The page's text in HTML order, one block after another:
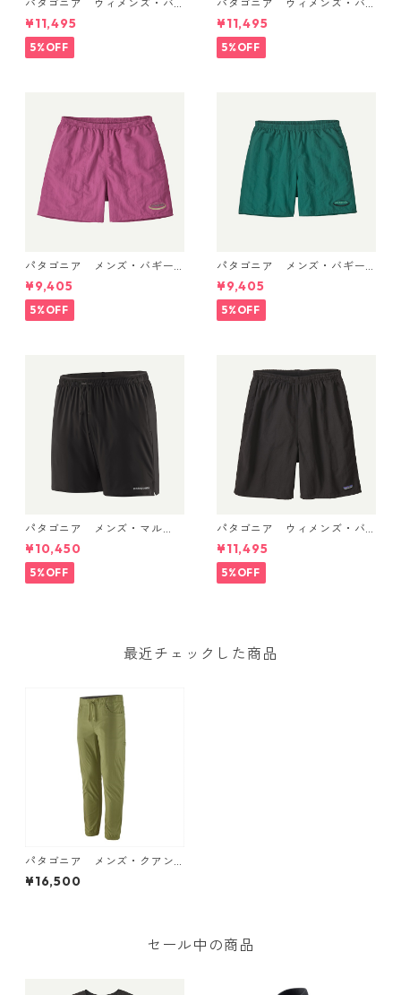
パタゴニア ウィメンズ・バ
ギーズ・ロング Weathered S
tone 57035 Patagonia Wom
en's Baggies™ Longs 日本正
規品
¥11,495
5%OFF
パタゴニア ウィメンズ・バ
ギーズ・ロング Light Violet
57035 Patagonia Women's
Baggies™ Longs 日本正規
品
¥11,495
5%OFF
パタゴニア メンズ・バギー
ズ・ショーツ ５インチ 5702
2 (カラー '95 Oval Logo: Fa
ded Magenta)
¥9,405
5%OFF
パタゴニア メンズ・バギー
ズ・ショーツ ５インチ 5702
2 '95 Oval Logo: Gem Green
日本正規品
¥9,405
5%OFF
パタゴニア メンズ・マル
チ・トレイルズ・ショーツ ６
インチ Black 57595 Patago
nia Men's Multi Trails Short
s - 6" 日本正規品
¥10,450
5%OFF
パタゴニア ウィメンズ・バ
ギーズ・ロング Black 57035
Patagonia Women's Baggie
s™ Longs 日本正規品
¥11,495
5%OFF
最近チェックした商品
パタゴニア メンズ・クアン
ダリー・ジョガーズ カラー B
uckhorn Green 日本正規品 M
¥16,500
セール中の商品